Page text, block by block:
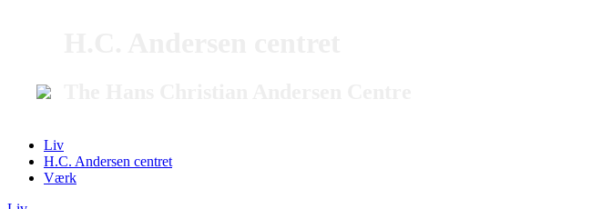
Liv
H.C. Andersen centret
Værk